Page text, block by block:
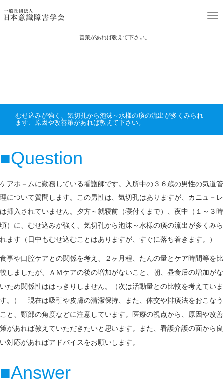
T
t
i
o
n
ホーム
むせ込みが強く、気切孔から泡沫～水様の痰の流出が多くみられます、原因や改
善策があれば教えて下さい。
むせ込みが強く、気切孔から泡沫～水様の痰の流出が多くみられ
ます、原因や改善策があれば教えて下さい。
■Question
ケアホ－ムに勤務している看護師です。入所中の３６歳の男性の気道管
理について質問します。この男性は、気切孔はありますが、カニュ－レ
は挿入されていません。夕方～就寝前（寝付くまで）、夜中（１～３時
頃）に、むせ込みが強く、気切孔から泡沫～水様の痰の流出が多くみら
れます（日中もむせ込むことはありますが、すぐに落ち着きます。）
食事や口腔ケアとの関係を考え、２ヶ月程、たんの量とケア時間等を比
較しましたが、ＡＭケアの後の増加がないこと、朝、昼食后の増加がな
いため関係性ははっきりしません。（次は活動量との比較を考えていま
す。） 現在は吸引や皮膚の清潔保持、また、体交や排痰法をおこなう
こと、頸部の角度などに注意しています。医療の視点から、原因や改善
策があれば教えていただきたいと思います。また、看護介護の面から良
い対応があればアドバイスをお願いします。
■Answer